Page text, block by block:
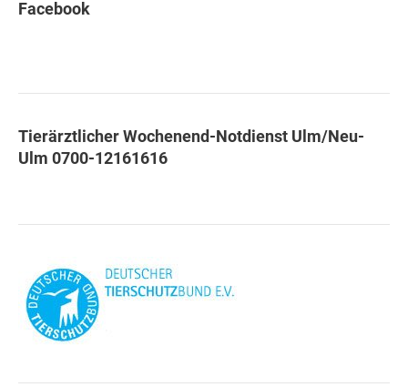
Facebook
Tierärztlicher Wochenend-Notdienst Ulm/Neu-
Ulm 0700-12161616